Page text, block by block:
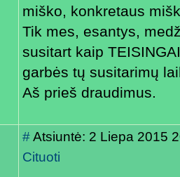
miško, konkretaus
Tik mes, esantys,
susitart kaip
garbės tų susitarimų
Aš prieš draudimus.
#Atsiuntė: 2 Liepa 2015
Cituoti